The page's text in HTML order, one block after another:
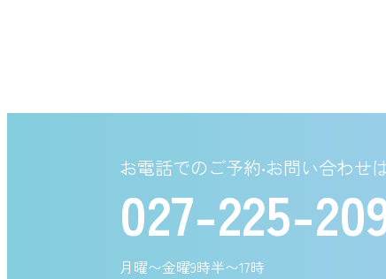
お電話でのご予約‧お問い合わせ
027-225-
月曜〜金曜9時半〜17時